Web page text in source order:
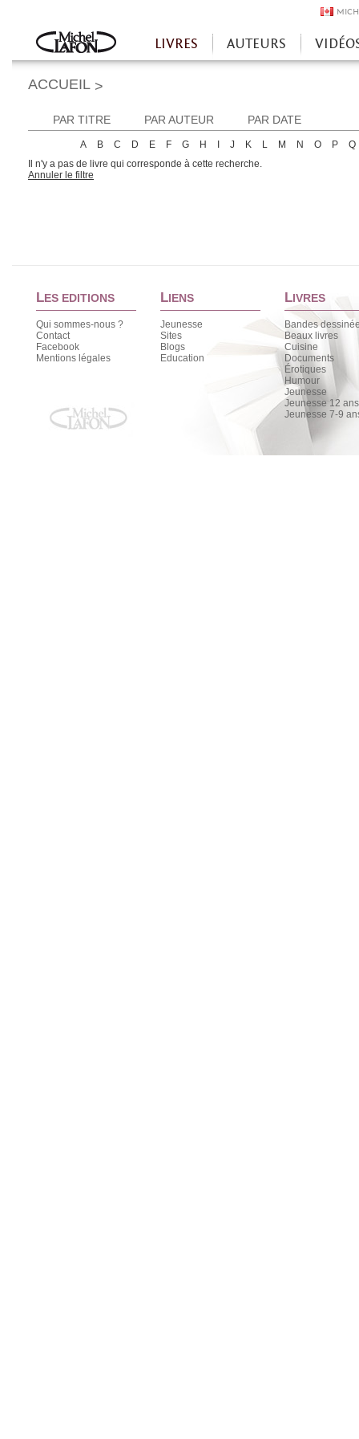
Accueil
LIVRES AUTEURS
ACCUEIL >
PAR TITRE PAR AUTEUR PAR DATE
A B C D E F G H J K L M N O P
Q
Il n'y a pas de livre qui corresponde à cette recherche.
Annuler le filtre
LES EDITIONS
Qui sommes-nous ?
Contact
Facebook
Mentions légales
LIENS
Jeunesse
Sites
Blogs
Education
LIVRES
Bandes
Beaux livres
Cuisine
Documents
Érotiques
Humour
Jeunesse
Jeunesse 12
Jeunesse 7-9